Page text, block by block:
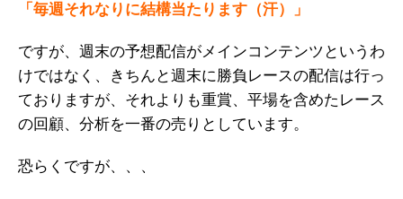
「毎週それなりに結構当たります（汗）」
ですが、週末の予想配信がメインコンテンツというわ
けではなく、きちんと週末に勝負レースの配信は行っ
ておりますが、それよりも重賞、平場を含めたレース
の回顧、分析を一番の売りとしています。
恐らくですが、、、